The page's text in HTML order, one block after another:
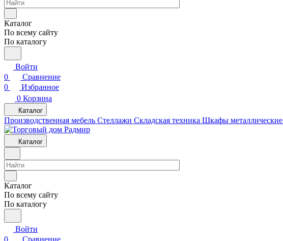
Каталог
По всему сайту
По каталогу
Войти
0
Сравнение
0
Избранное
0 Корзина
Каталог
Производственная мебель Cтеллажи Складская техника Шкафы металлические
Каталог
Каталог
По всему сайту
По каталогу
Войти
0
Сравнение